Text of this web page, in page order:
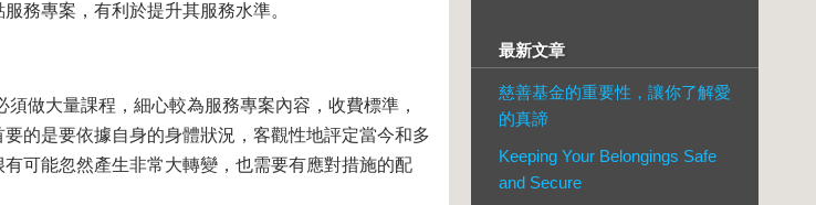
務專案，有利於提升其服務水準。
做大量課程，細心較為服務專案內容，收費標準，
的是要依據自身的身體狀況，客觀性地評定當今和多
可能忽然產生非常大轉變，也需要有應對措施的配
最新文章
慈善基金的重要性，讓你了解愛
的真諦
Keeping Your Belongings Safe
and Secure